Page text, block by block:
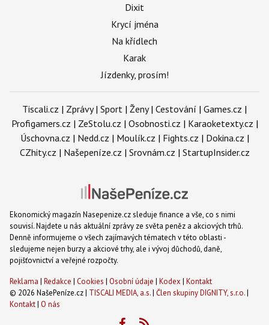
Dixit
Krycí jména
Na křídlech
Karak
Jízdenky, prosím!
Tiscali.cz | Zprávy| Sport | Ženy| Cestování | Games.cz |
Profigamers.cz | ZeStolu.cz | Osobnosti.cz | Karaoketexty.cz |
Úschovna.cz | Nedd.cz | Moulík.cz | Fights.cz | Dokina.cz |
CZhity.cz | Našepeníze.cz | Srovnám.cz | StartupInsider.cz
Ekonomický magazín Nasepenize.cz sleduje finance a vše, co s nimi
souvisí. Najdete u nás aktuální zprávy ze světa peněz a akciových trhů.
Denně informujeme o všech zajímavých tématech v této oblasti -
sledujeme nejen burzy a akciové trhy, ale i vývoj důchodů, daně,
pojišťovnictví a veřejné rozpočty.
Reklama | Redakce | Cookies | Osobní údaje | Kodex | Kontakt
© 2026 NašePeníze.cz | TISCALI MEDIA, a.s.| Člen skupiny DIGNITY, s.r.o.|
Kontakt| O nás